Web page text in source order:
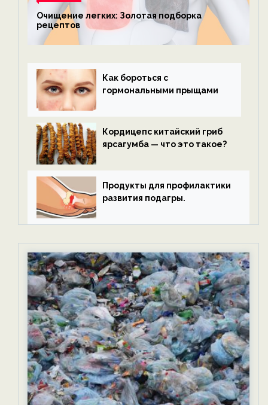
Очищение легких: Золотая подборка
рецептов
Как бороться с
гормональными прыщами
Кордицепс китайский гриб
ярсагумба — что это такое?
Продукты для профилактики
развития подагры.